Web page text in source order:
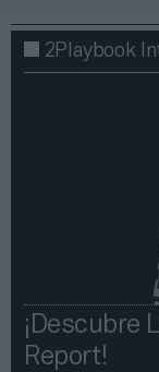
2Playbook
¡Descubre
Report!​​